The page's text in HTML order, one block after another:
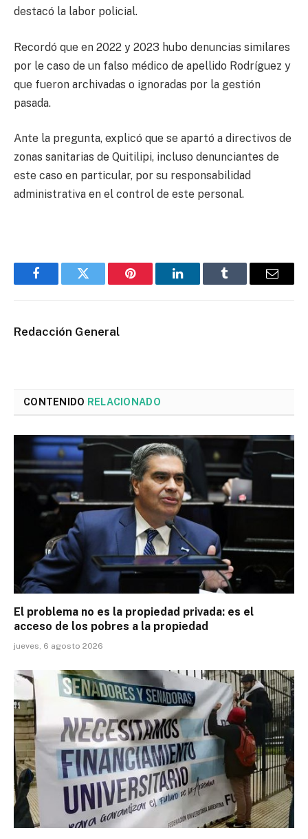
destacó la labor policial.
Recordó que en 2022 y 2023 hubo denuncias similares
por le caso de un falso médico de apellido Rodríguez y
que fueron archivadas o ignoradas por la gestión
pasada.
Ante la pregunta, explicó que se apartó a directivos de
zonas sanitarias de Quitilipi, incluso denunciantes de
este caso en particular, por su responsabilidad
administrativa en el control de este personal.
FacebookTwitter Pinterest LinkedInTumblr Email
Redacción General
CONTENIDO RELACIONADO
El problema no es la propiedad privada: es el
acceso de los pobres a la propiedad
jueves, 6 agosto 2026